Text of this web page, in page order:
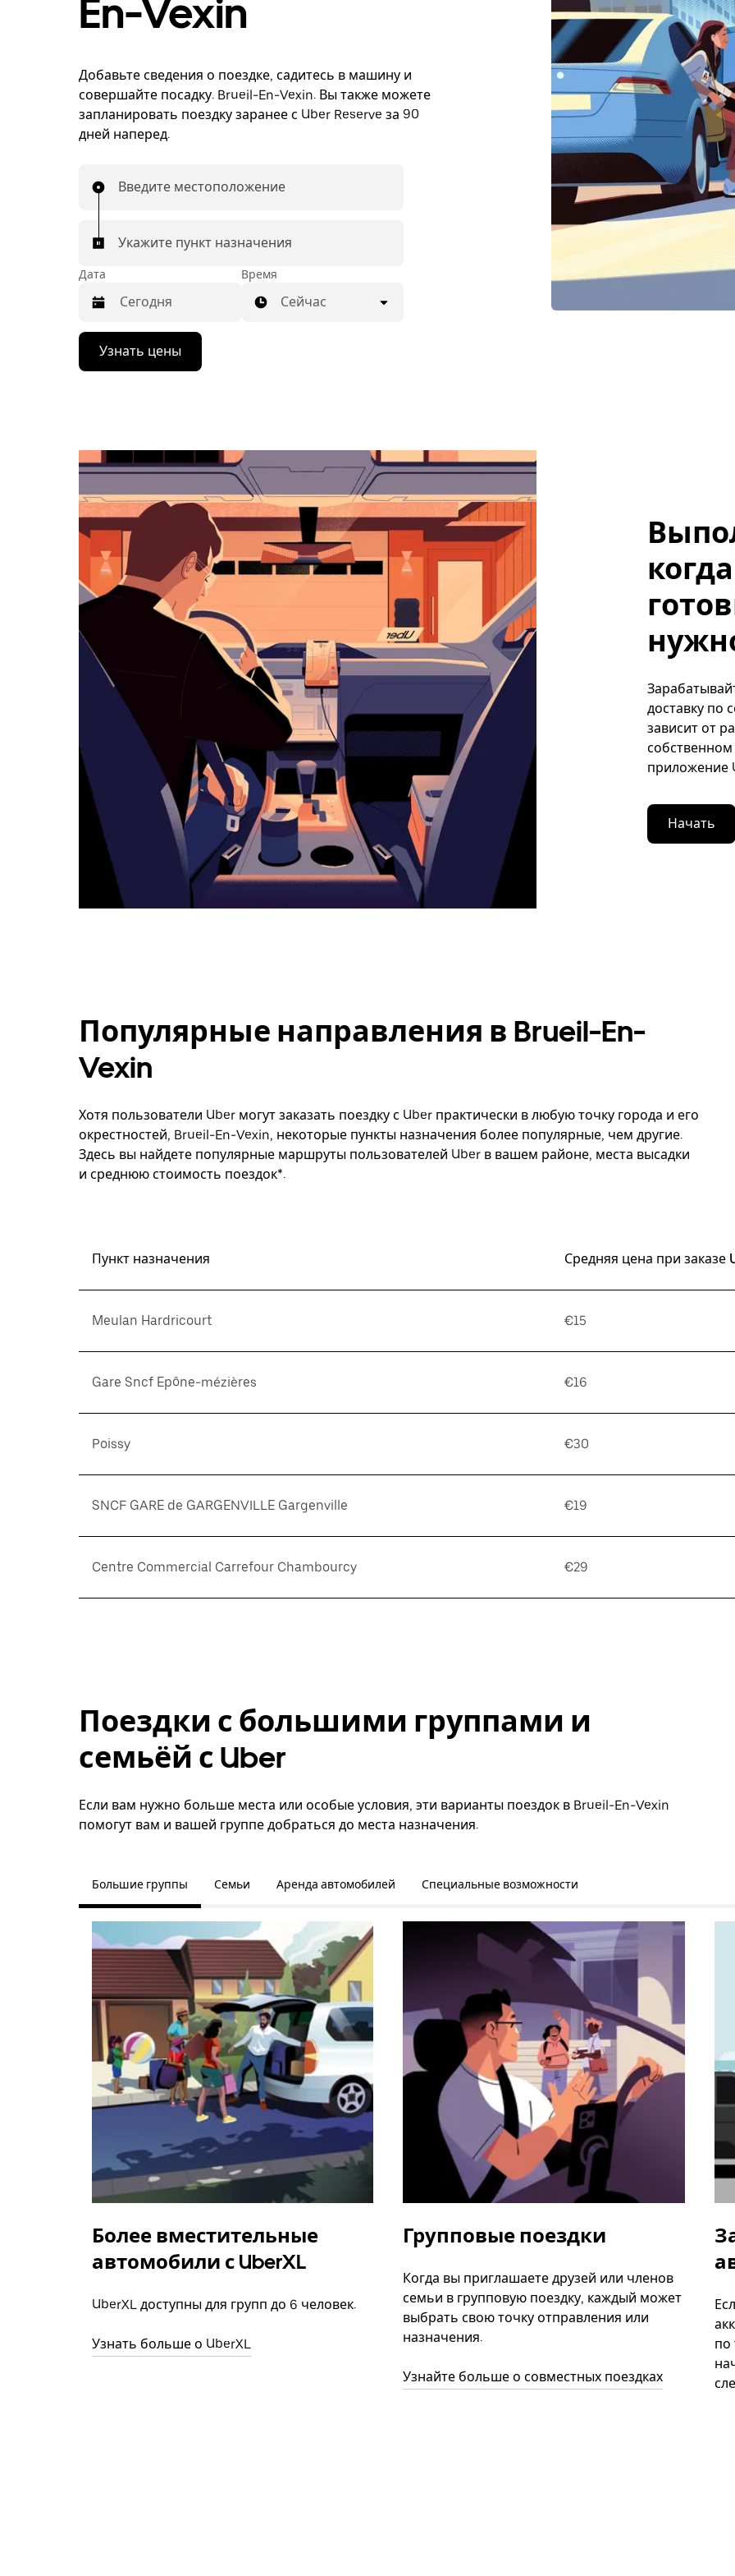
En-Vexin
Добавьте сведения о поездке, садитесь в машину и
совершайте посадку. Brueil-En-Vexin. Вы также можете
запланировать поездку заранее с Uber Reserve за 90
дней наперед.
Введите местоположение
Укажите пункт назначения
Дата
Нажмите
стрелку
вниз,
выбрать
дату.
закрыть
календарь,
нажмите
Esc.
Время
Сейчас
Узнать цены
доставку по
зависит от
приложение
Начать
Популярные направления в Brueil-En-
Vexin
Хотя пользователи Uber могут заказать поездку с Uber практически в любую точку города и его
окрестностей, Brueil-En-Vexin, некоторые пункты назначения более популярные, чем другие.
Здесь вы найдете популярные маршруты пользователей Uber в вашем районе, места высадки
и среднюю стоимость поездок*.
Пункт назначения Средняя цена при заказе
Meulan Hardricourt €15
Gare Sncf Epône-mézières €16
Poissy €30
SNCF GARE de GARGENVILLE Gargenville €19
Centre Commercial Carrefour Chambourcy €29
Поездки с большими группами и
семьёй с Uber
Если вам нужно больше места или особые условия, эти варианты поездок в Brueil-En-Vexin
помогут вам и вашей группе добраться до места назначения.
Большие группы Семьи Аренда автомобилей Специальные возможности
Более вместительные
автомобили с UberXL
UberXL доступны для групп до 6 человек.
Узнать больше о UberXL
Групповые поездки
Когда вы приглашаете друзей или членов
семьи в групповую поездку, каждый может
выбрать свою точку отправления или
назначения.
Узнайте больше о совместных поездках
по